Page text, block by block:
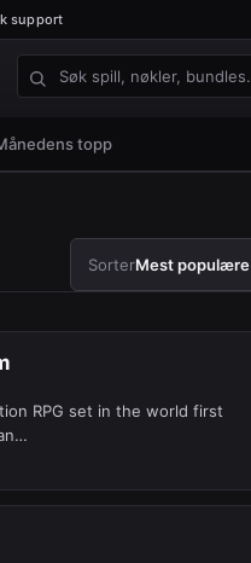
support
Søk spill, nøkler og bundles
topp
Sorter etter
SorterMest populære
RPG set in the world first